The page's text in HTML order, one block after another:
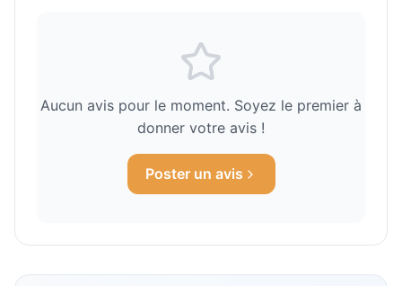
Aucun avis pour le moment. Soyez le premier à
donner votre avis !
Poster un avis